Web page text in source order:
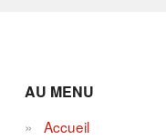
AU MENU
Accueil